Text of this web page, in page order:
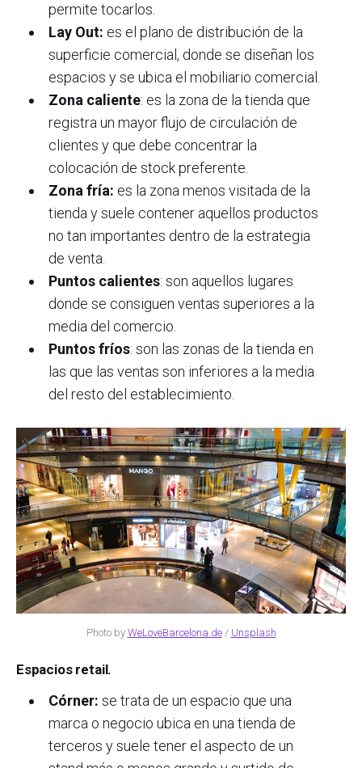
permite tocarlos.
Lay Out: es el plano de distribución de la
superficie comercial, donde se diseñan los
espacios y se ubica el mobiliario comercial.
Zona caliente: es la zona de la tienda que
registra un mayor flujo de circulación de
clientes y que debe concentrar la
colocación de stock preferente.
Zona fría: es la zona menos visitada de la
tienda y suele contener aquellos productos
no tan importantes dentro de la estrategia
de venta.
Puntos calientes: son aquellos lugares
donde se consiguen ventas superiores a la
media del comercio.
Puntos fríos: son las zonas de la tienda en
las que las ventas son inferiores a la media
del resto del establecimiento.
Photo by WeLoveBarcelona.de/ Unsplash
Espacios retail.
Córner: se trata de un espacio que una
marca o negocio ubica en una tienda de
terceros y suele tener el aspecto de un